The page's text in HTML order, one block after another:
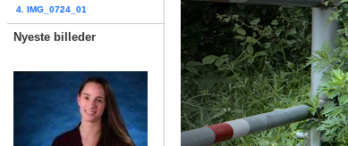
4. IMG_0724_01
Nyeste billeder